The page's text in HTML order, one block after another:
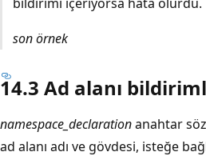
son örnek
14.3 Ad alanı
namespace_declarationanahtar
ad alanı adı ve gövdesi, isteğe